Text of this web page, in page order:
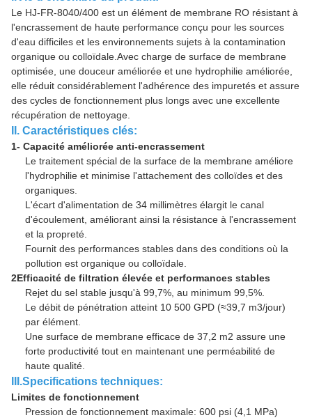
Le HJ-FR-8040/400 est un élément de membrane RO résistant à
l'encrassement de haute performance conçu pour les sources
d'eau difficiles et les environnements sujets à la contamination
organique ou colloïdale.Avec charge de surface de membrane
optimisée, une douceur améliorée et une hydrophilie améliorée,
elle réduit considérablement l'adhérence des impuretés et assure
des cycles de fonctionnement plus longs avec une excellente
récupération de nettoyage.
II. Caractéristiques clés:
1- Capacité améliorée anti-encrassement
Le traitement spécial de la surface de la membrane améliore
l'hydrophilie et minimise l'attachement des colloïdes et des
organiques.
L'écart d'alimentation de 34 millimètres élargit le canal
d'écoulement, améliorant ainsi la résistance à l'encrassement
et la propreté.
Fournit des performances stables dans des conditions où la
pollution est organique ou colloïdale.
2Efficacité de filtration élevée et performances stables
Rejet du sel stable jusqu'à 99,7%, au minimum 99,5%.
Le débit de pénétration atteint 10 500 GPD (≈39,7 m3/jour)
par élément.
Une surface de membrane efficace de 37,2 m2 assure une
forte productivité tout en maintenant une perméabilité de
haute qualité.
III.Specifications techniques:
Limites de fonctionnement
Pression de fonctionnement maximale: 600 psi (4,1 MPa)